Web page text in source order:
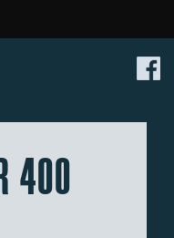
400